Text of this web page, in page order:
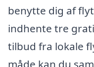
benytte dig af
indhente tre
tilbud fra lokale
måde kan du